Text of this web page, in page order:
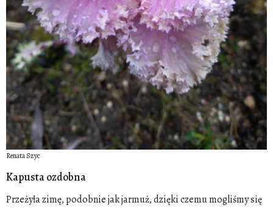
Renata Szyc
Kapusta ozdobna
Przeżyła zimę, podobnie jak jarmuż, dzięki czemu mogliśmy się